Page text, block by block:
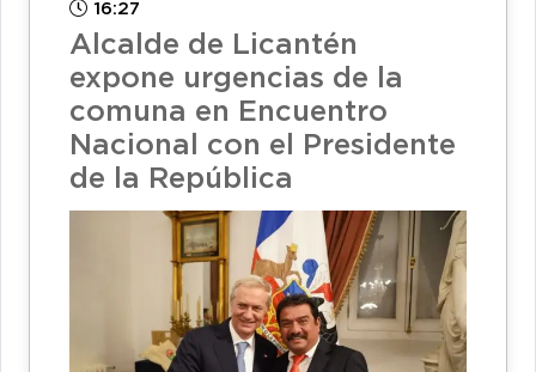
16:27
Alcalde de Licantén
expone urgencias de la
comuna en Encuentro
Nacional con el Presidente
de la República